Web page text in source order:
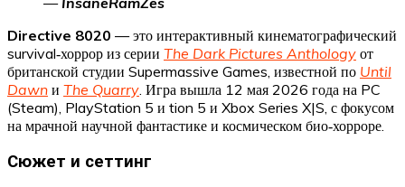
Directive 8020 — это интерактивный кинематографический
survival‑хоррор из серии The Dark Pictures Anthology от
британской студии Supermassive Games, известной по Until
Dawn и The Quarry . Игра вышла 12 мая 2026 года на PC
(Steam), PlayStation 5 и tion 5 и Xbox Series X|S, с фокусом
на мрачной научной фантастике и космическом био‑хорроре.
Сюжет и сеттинг